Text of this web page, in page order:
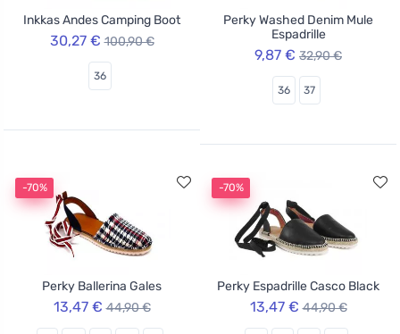
Inkkas Andes Camping Boot
30,27 € 100,90 €
36
Perky Washed Denim Mule
Espadrille
9,87 € 32,90 €
36 37
-70%
Perky Ballerina Gales
13,47 € 44,90 €
-70%
Perky Espadrille Casco Black
13,47 € 44,90 €